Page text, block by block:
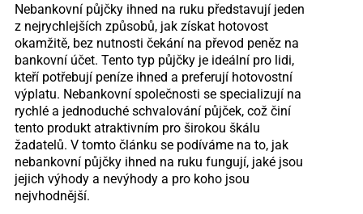
Nebankovní půjčky ihned na ruku představují jeden
z nejrychlejších způsobů, jak získat hotovost
okamžitě, bez nutnosti čekání na převod peněz na
bankovní účet. Tento typ půjčky je ideální pro lidi,
kteří potřebují peníze ihned a preferují hotovostní
výplatu. Nebankovní společnosti se specializují na
rychlé a jednoduché schvalování půjček, což činí
tento produkt atraktivním pro širokou škálu
žadatelů. V tomto článku se podíváme na to, jak
nebankovní půjčky ihned na ruku fungují, jaké jsou
jejich výhody a nevýhody a pro koho jsou
nejvhodnější.